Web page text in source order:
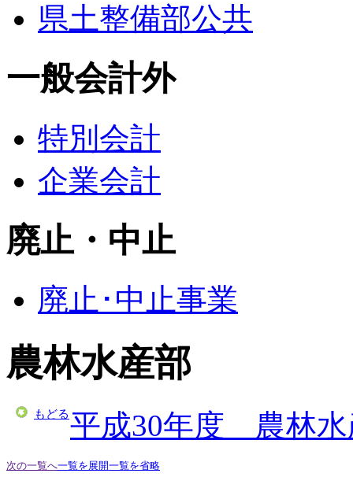
県土整備部公共
一般会計外
特別会計
企業会計
廃止・中止
廃止･中止事業
農林水産部
もどる平成30年度 農林水
次の一覧へ一覧を展開一覧を省略